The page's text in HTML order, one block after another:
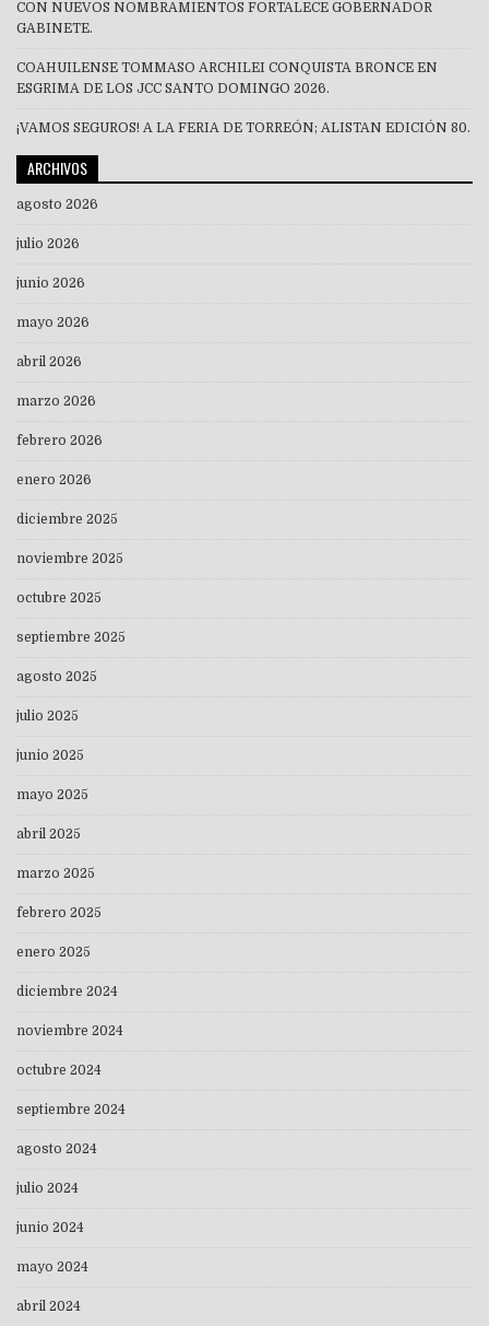
CON NUEVOS NOMBRAMIENTOS FORTALECE GOBERNADOR
GABINETE.
COAHUILENSE TOMMASO ARCHILEI CONQUISTA BRONCE EN
ESGRIMA DE LOS JCC SANTO DOMINGO 2026.
¡VAMOS SEGUROS! A LA FERIA DE TORREÓN; ALISTAN EDICIÓN 80.
ARCHIVOS
agosto 2026
julio 2026
junio 2026
mayo 2026
abril 2026
marzo 2026
febrero 2026
enero 2026
diciembre 2025
noviembre 2025
octubre 2025
septiembre 2025
agosto 2025
julio 2025
junio 2025
mayo 2025
abril 2025
marzo 2025
febrero 2025
enero 2025
diciembre 2024
noviembre 2024
octubre 2024
septiembre 2024
agosto 2024
julio 2024
junio 2024
mayo 2024
abril 2024